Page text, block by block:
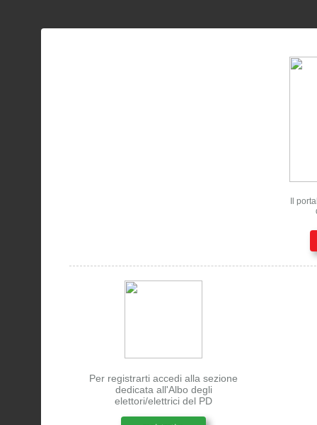
Il
Per registrarti accedi alla sezione
dedicata all'Albo degli
elettori/elettrici del PD